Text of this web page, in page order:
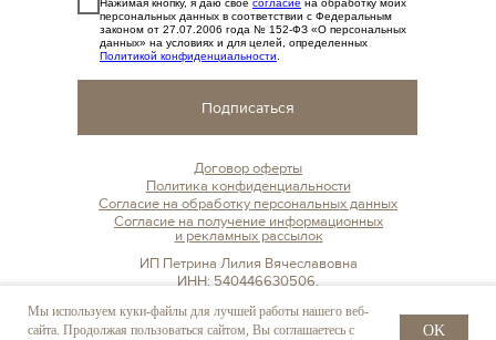
ПРОФИЛЬ
КОРЗИНА
КАТАЛОГ
КОЛЛЕКЦИИ
Политика конфиденциальности
Нажимая кнопку, я даю свое согласие на обработку моих
персональных данных в соответствии с Федеральным
законом от 27.07.2006 года № 152-ФЗ «О персональных
данных» на условиях и для целей, определенных
Политикой конфиденциальности.
Подписаться
Instagram* — Организация,
Договор оферты
Согласие на обработку персональных данных
Согласие на получение информационных
и рекламных рассылок
ИП Петрина Лилия Вячеславовна
ИНН: 540446630506,
Мы используем куки-файлы для лучшей работы нашего веб-
сайта. Продолжая пользоваться сайтом, Вы соглашаетесь с
OK